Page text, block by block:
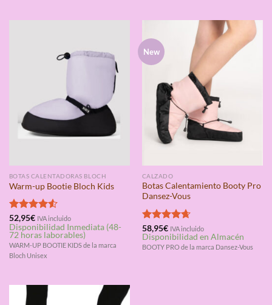
BOTAS CALENTADORAS BLOCH
Warm-up Bootie Bloch Kids
Valorado
con4.50
de 5
52,95€ IVA incluido
Disponibilidad Inmediata (48-
72 horas laborables)
WARM-UP BOOTIE KIDS de la marca
Bloch Unisex
New
CALZADO
Botas Calentamiento Booty Pro
Dansez-Vous
Valorado
con4.67
de 5
58,95€ IVA incluido
Disponibilidad en Almacén
BOOTY PRO de la marca Dansez-Vous